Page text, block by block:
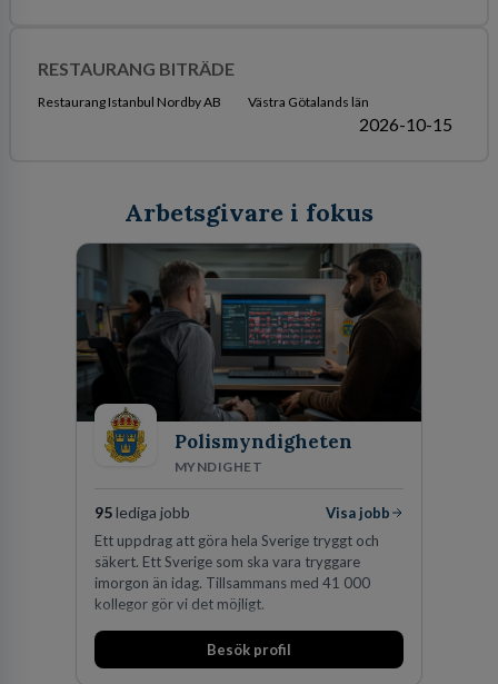
RESTAURANG BITRÄDE
Restaurang Istanbul Nordby AB Västra Götalands län
2026-10-15
Arbetsgivare i fokus
Polismyndigheten
MYNDIGHET
95lediga jobb
Visa jobb
Ett uppdrag att göra hela Sverige tryggt och
säkert. Ett Sverige som ska vara tryggare
imorgon än idag. Tillsammans med 41 000
kollegor gör vi det möjligt.
Besök profil